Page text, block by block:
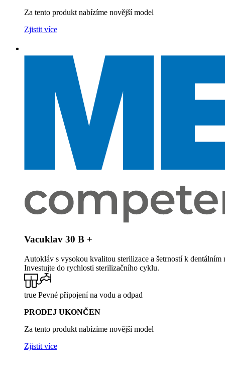
Za tento produkt nabízíme novější model
Zjistit více
Vacuklav 30 B +
Autokláv s vysokou kvalitou sterilizace a šetrností k dentálním
Investujte do rychlosti sterilizačního cyklu.
true Pevné připojení na vodu a odpad
PRODEJ UKONČEN
Za tento produkt nabízíme novější model
Zjistit více